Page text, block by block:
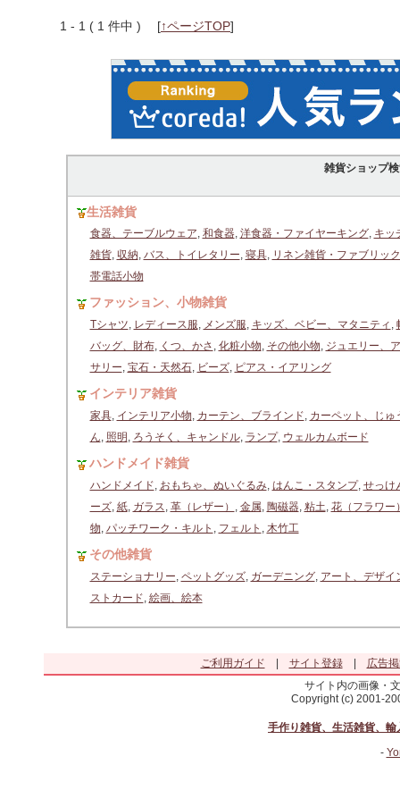
1 - 1 ( 1 件中 ) [↑ページTOP]
雑貨ショップ
生活雑貨
食器、テーブルウェア, 和食器, 洋食器・ファイヤーキング, キッ
雑貨, 収納, バス、トイレタリー, 寝具, リネン雑貨・ファブリック
帯電話小物
ファッション、小物雑貨
Tシャツ, レディース服, メンズ服, キッズ、ベビー、マタニティ ,
バッグ、財布, くつ、かさ , 化粧小物, その他小物, ジュエリー、
サリー, 宝石・天然石, ビーズ, ピアス・イアリング
インテリア雑貨
家具, インテリア小物, カーテン、ブラインド, カーペット、じゅ
ん, 照明 , ろうそく、キャンドル, ランプ, ウェルカムボード
ハンドメイド雑貨
ハンドメイド, おもちゃ、ぬいぐるみ, はんこ・スタンプ, せっけ
ーズ, 紙, ガラス, 革（レザー） , 金属, 陶磁器, 粘土, 花（フラワー
物, パッチワーク・キルト , フェルト , 木竹工
その他雑貨
ステーショナリー, ペットグッズ, ガーデニング, アート、デザイ
ストカード, 絵画、絵本
ご利用ガイド サイト登録|
広告
サイト内の画像・
Copyright (c) 2001-
手作り雑貨、生活雑貨、
-